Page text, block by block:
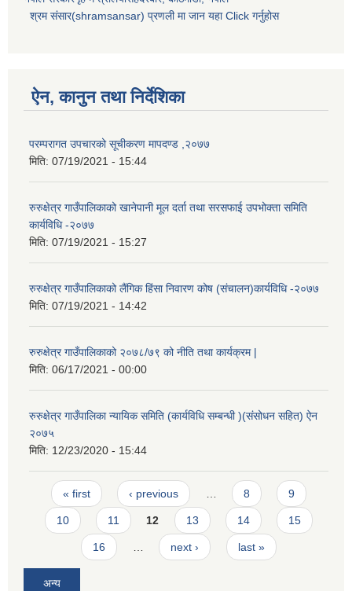
श्रम संसार(shramsansar) प्रणली मा जान यहा Click गर्नुहोस
ऐन, कानुन तथा निर्देशिका
परम्परागत उपचारको सूचीकरण मापदण्ड ,२०७७
मिति: 07/19/2021 - 15:44
रुरुक्षेत्र गाउँपालिकाको खानेपानी मूल दर्ता तथा सरसफाई उपभोक्ता समिति
कार्यविधि -२०७७
मिति: 07/19/2021 - 15:27
रुरुक्षेत्र गाउँपालिकाको लैंगिक हिंसा निवारण कोष (संचालन)कार्यविधि -२०७७
मिति: 07/19/2021 - 14:42
रुरुक्षेत्र गाउँपालिकाको २०७८/७९ को नीति तथा कार्यक्रम |
मिति: 06/17/2021 - 00:00
रुरुक्षेत्र गाउँपालिका न्यायिक समिति (कार्यविधि सम्बन्धी )(संसोधन सहित) ऐन
२०७५
मिति: 12/23/2020 - 15:44
Pages
« first ‹ previous 8 9
10 11 12 13 14 15
16 next › last »
अन्य